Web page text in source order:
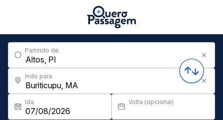
Partindo de
Indo para
Ida Volta (opcional)